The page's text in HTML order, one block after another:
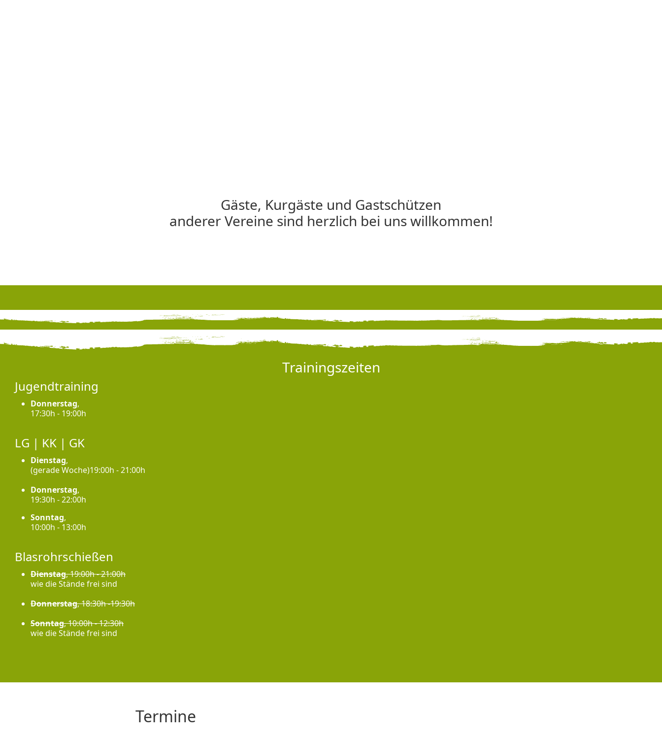
Gäste, Kurgäste und Gastschützen
anderer Vereine sind herzlich bei uns willkommen!
Trainingszeiten
Jugendtraining
Donnerstag,
17:30h - 19:00h
LG | KK | GK
Dienstag,
(gerade Woche)19:00h - 21:00h
Donnerstag,
19:30h - 22:00h
Sonntag,
10:00h - 13:00h
Blasrohrschießen
Dienstag, 19:00h - 21:00h
wie die Stände frei sind
Donnerstag, 18:30h -19:30h
Sonntag, 10:00h - 12:30h
wie die Stände frei sind
Termine